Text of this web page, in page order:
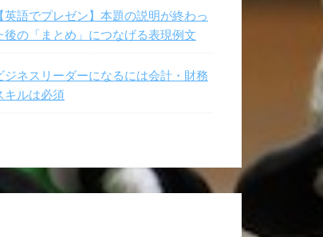
【英語でプレゼン】本題の説明が終わっ
後の「まとめ」につなげる表現例文
ジネスリーダーになるには会計・財務
キルは必須